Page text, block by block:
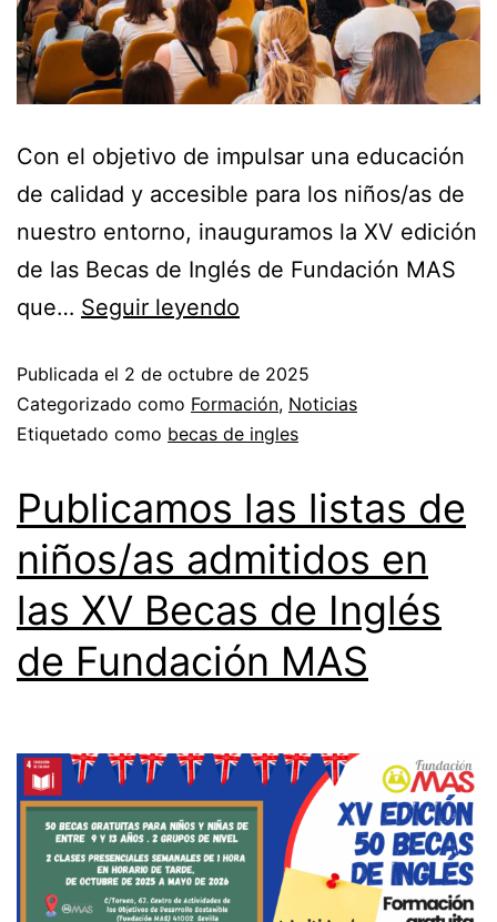
Con el objetivo de impulsar una educación
de calidad y accesible para los niños/as de
nuestro entorno, inauguramos la XV edición
de las Becas de Inglés de Fundación MAS
que… Seguir leyendo
Publicada el 2 de octubre de 2025
Categorizado como Formación, Noticias
Etiquetado como becas de ingles
Publicamos las listas de
niños/as admitidos en
las XV Becas de Inglés
de Fundación MAS